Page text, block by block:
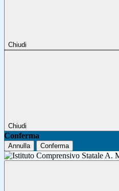
Chiudi
Chiudi
Conferma
Annulla Conferma